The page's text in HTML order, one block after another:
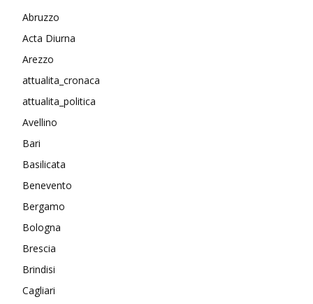
Abruzzo
Acta Diurna
Arezzo
attualita_cronaca
attualita_politica
Avellino
Bari
Basilicata
Benevento
Bergamo
Bologna
Brescia
Brindisi
Cagliari